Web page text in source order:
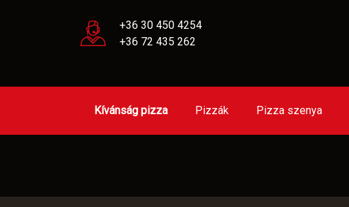
+36 30 450 4254
+36 72 435 262
Kívánság pizza Pizzák Pizza szenya